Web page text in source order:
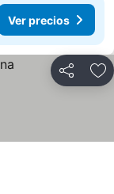
Ver precios
Compartir